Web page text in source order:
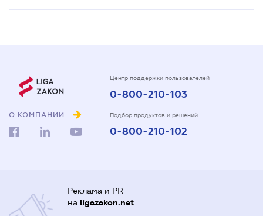
О КОМПАНИИ
Центр поддержки пользователей
0-800-210-103
Подбор продуктов и решений
0-800-210-102
Реклама и PR
на ligazakon.net